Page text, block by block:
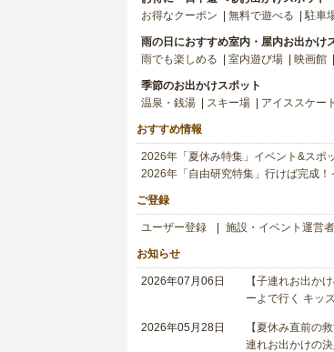
お得なクーポン
無料で遊べる 駐車
雨の日におすすめ室内・屋内お出かけ
雨でも楽しめる
室内遊び場 映画館
季節のお出かけスポット
温泉・銭湯
スキー場 アイススケー
おすすめ情報
2026年「夏休み特集」イベント&スポ
2026年「自由研究特集」行けば完成！
ご登録
ユーザー登録 施設・イベント運営
お知らせ
2026年07月06日
【子連れお出か
ーよで行く キッ
2026年05月28日
【夏休み直前の
連れお出かけの